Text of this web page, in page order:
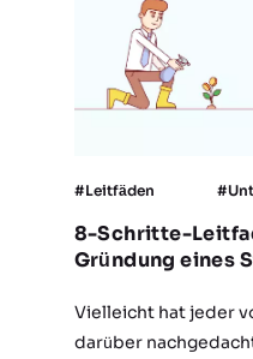
#Leitfäden
8-Schritte-
Gründung eines
Vielleicht hat jeder
darüber